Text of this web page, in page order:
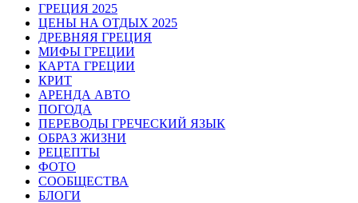
ГРЕЦИЯ 2025
ЦЕНЫ НА ОТДЫХ 2025
ДРЕВНЯЯ ГРЕЦИЯ
МИФЫ ГРЕЦИИ
КАРТА ГРЕЦИИ
КРИТ
АРЕНДА АВТО
ПОГОДА
ПЕРЕВОДЫ ГРЕЧЕСКИЙ ЯЗЫК
ОБРАЗ ЖИЗНИ
РЕЦЕПТЫ
ФОТО
СООБЩЕСТВА
БЛОГИ